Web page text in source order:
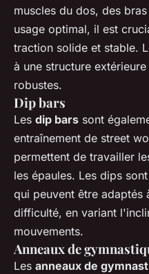
muscles du dos, des
usage optimal, il est
traction solide et stable.
à une structure
robustes.
Dip bars
Les dip bars sont
entraînement de street
permettent de travailler
les épaules. Les dips
qui peuvent être adaptés
difficulté, en variant
mouvements.
Anneaux de
Les anneaux de